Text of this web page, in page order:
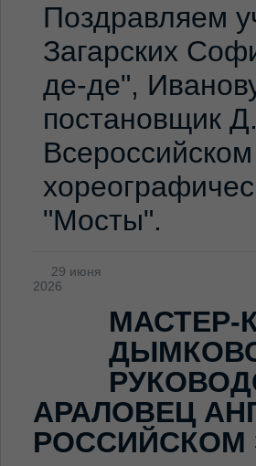
Поздравляем
Загарских
де-де",
постановщик
"Мосты".
29 июня
2026
МАСТЕР-
АРАЛОВЕЦ
РОССИЙСКОМ